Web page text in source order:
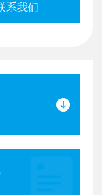
系我们